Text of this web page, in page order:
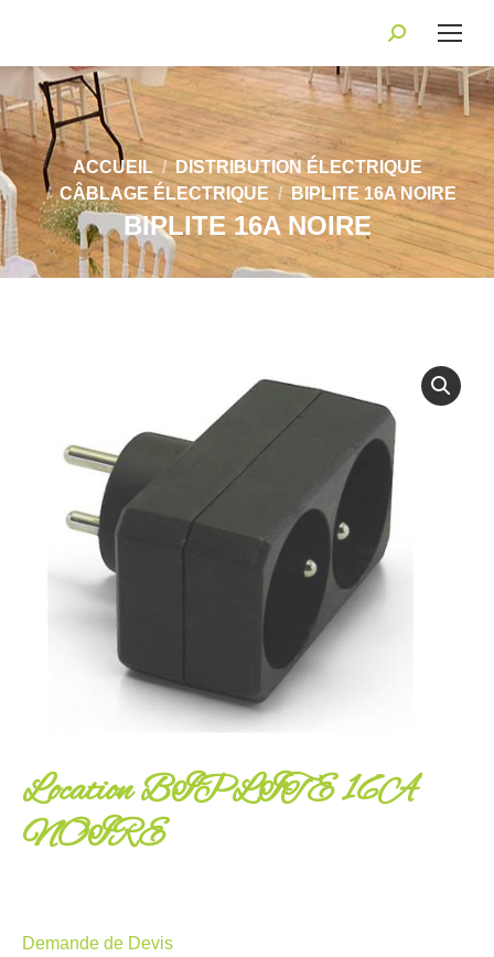
Recherche
:
Vous êtes ici :
ACCUEIL
DISTRIBUTION ÉLECTRIQUE
CÂBLAGE ÉLECTRIQUE
BIPLITE 16A NOIRE
BIPLITE 16A NOIRE
Location BIPLITE 16A
NOIRE
Demande de Devis